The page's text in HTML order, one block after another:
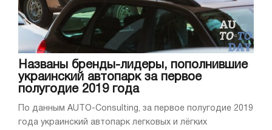
Названы бренды-лидеры, пополнившие
украинский автопарк за первое
полугодие 2019 года
По данным AUTO-Consulting, за первое полугодие 2019
года украинский автопарк легковых и лёгких